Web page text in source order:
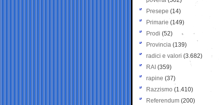
Presepe (14)
Primarie (149)
Prodi (52)
Provincia (139)
radici e valori (3.682)
RAI (359)
rapine (37)
Razzismo (1.410)
Referendum (200)